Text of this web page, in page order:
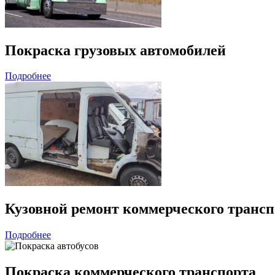
Покраска грузовых автомобилей
Подробнее
Кузовной ремонт коммерческого
Подробнее